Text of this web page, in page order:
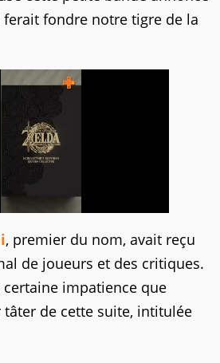
fondre notre tigre de la
, premier du nom, avait reçu
de joueurs et des critiques.
certaine impatience que
de cette suite, intitulée